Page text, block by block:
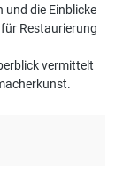
und die Einblicke
Restaurierung
vermittelt